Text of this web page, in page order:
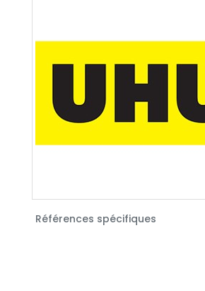
Références spécifiques